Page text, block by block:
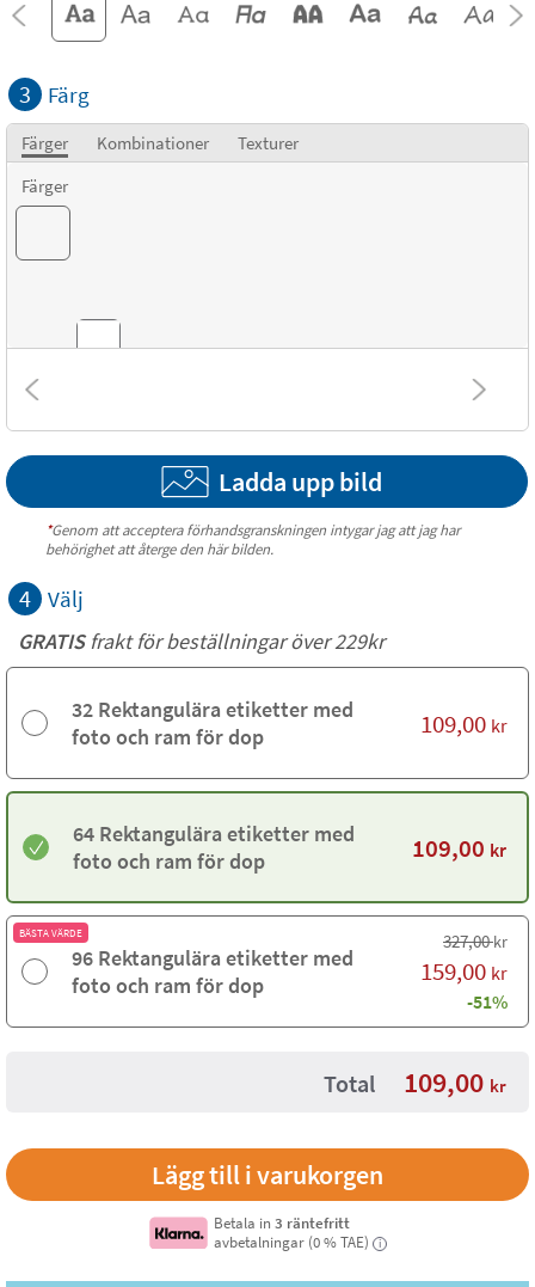
3 Färg
Färger Kombinationer
Texturer
Färger
Kombinationer
Texturer
Ladda upp bild
*Genom att acceptera förhandsgranskningen intygar jag att jag har
behörighet att återge den här bilden.
4 Välj
GRATISfrakt för beställningar över 229kr
32 Rektangulära etiketter med
foto och ram för dop
109,00 kr
64 Rektangulära etiketter med
foto och ram för dop
109,00 kr
BÄSTA VÄRDE
96 Rektangulära etiketter med
foto och ram för dop
327,00kr
159,00 kr
-51%
Total 109,00 kr
Betala in 3 räntefritt
avbetalningar (0 % TAE)
i